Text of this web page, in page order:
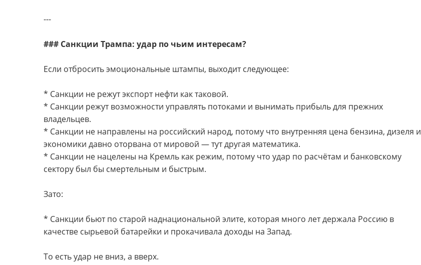
---
### Санкции Трампа: удар по чьим интересам?
Если отбросить эмоциональные штампы, выходит следующее:
* Санкции не режут экспорт нефти как таковой.
* Санкции режут возможности управлять потоками и вынимать прибыль для прежних
владельцев.
* Санкции не направлены на российский народ, потому что внутренняя цена бензина, дизеля и
экономики давно оторвана от мировой — тут другая математика.
* Санкции не нацелены на Кремль как режим, потому что удар по расчётам и банковскому
сектору был бы смертельным и быстрым.
Зато:
* Санкции бьют по старой наднациональной элите, которая много лет держала Россию в
качестве сырьевой батарейки и прокачивала доходы на Запад.
То есть удар не вниз, а вверх.